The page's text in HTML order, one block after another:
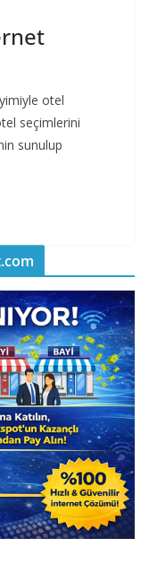
otel
seçimlerini
sunulup